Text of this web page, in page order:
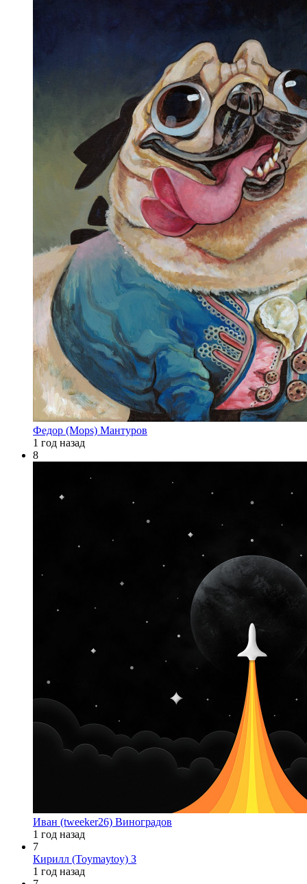
Федор (Mops) Мантуров
1 год назад
8
Иван (tweeker26) Виноградов
1 год назад
7
Кирилл (Toymaytoy) З
1 год назад